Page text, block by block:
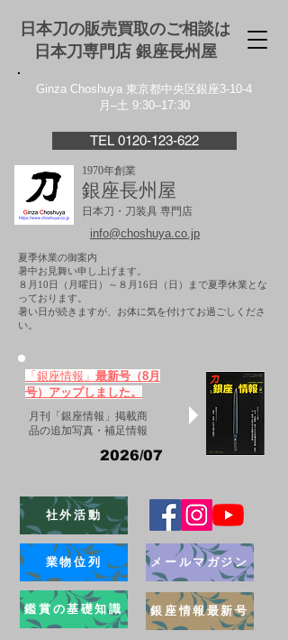
日本刀の販売買取のご相談は
日本刀専門店 銀座⻑州屋
Ginza Choshuya 東京都中央区銀座3-10-4
月–土 9:30–17:30
TEL 0120-123-622
1970年創業
銀座長州屋
日本刀・刀装具 専門店
info@choshuya.co.jp
夏季休業の御案内
暑中お見舞い申し上げます。
８月10日（月曜日）～８月16日（日）まで夏季休業とな
っております。
​暑い日が続きますが、お体に気を付けてお過ごしくださ
い。
「銀座情報」 最新号（8月
号）アップしました。
月刊「銀座情報」掲載商
品の追加写真・補足情報
2026/07
社外活動
業物位列
鑑賞の基礎知識
メールマガジン
銀座情報最新号